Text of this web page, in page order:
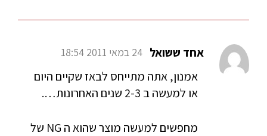
אחד ששואל 24 במאי 2011 18:54
אמנון, אתה מתייחס לבאז שקיים היום
או למעשה ב 2-3 שנים האחרונות….
מחפשים למעשה מוצר שהוא ה NG של